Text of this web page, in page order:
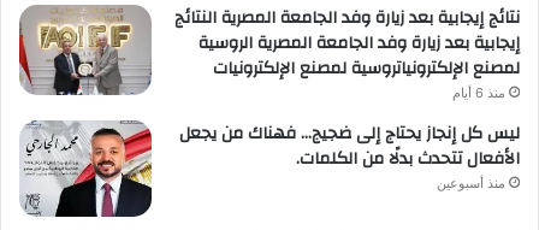
نتائج إيجابية بعد زيارة وفد الجامعة المصرية النتائج
إيجابية بعد زيارة وفد الجامعة المصرية الروسية
لمصنع الإلكترونياتروسية لمصنع الإلكترونيات
منذ 6 أيام
ليس كل إنجاز يحتاج إلى ضجيج… فهناك من يجعل
الأفعال تتحدث بدلًا من الكلمات.
منذ أسبوعين